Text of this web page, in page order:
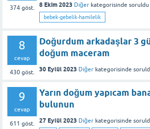
374göst. 8 Ekim 2023 Diğer kategorisinde soruldu
bebek-gebelik-hamilelik
8
cevap
430göst.
Doğurdum arkadaşlar 3
doğum maceram
30 Eylül 2023 Diğer kategorisinde
9
cevap
611 göst.
Yarın doğum yapıcam
bulunun
27 Eylül 2023 Diğer kategorisinde